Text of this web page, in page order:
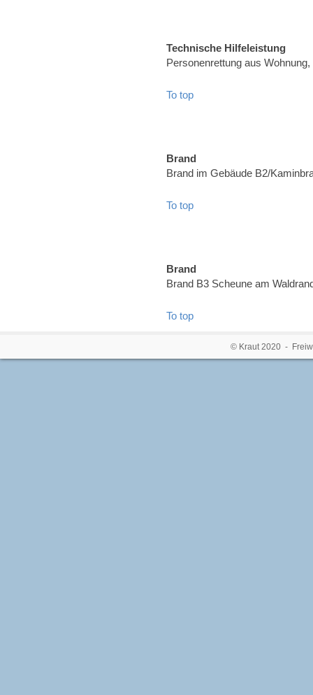
Technische Hilfeleistung
Personenrettung aus
To top
Brand
Brand im Gebäude B2/
To top
Brand
Brand B3 Scheune am
To top
© Kraut 2020 -